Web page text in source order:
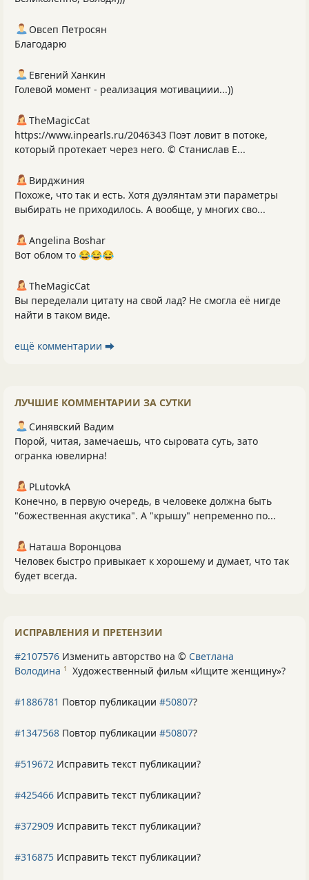
Овсеп Петросян
Благодарю
Евгений Ханкин
Голевой момент - реализация мотивациии...))
TheMagicCat
https://www.inpearls.ru/2046343 Поэт ловит в потоке,
который протекает через него. © Станислав Е...
Вирджиния
Похоже, что так и есть. Хотя дуэлянтам эти параметры
выбирать не приходилось. А вообще, у многих сво...
Angelina Boshar
Вот облом то 😂😂😂
TheMagicCat
Вы переделали цитату на свой лад? Не смогла её нигде
найти в таком виде.
ещё комментарии ⮕
ЛУЧШИЕ КОММЕНТАРИИ ЗА СУТКИ
Синявский Вадим
Порой, читая, замечаешь, что сыровата суть, зато
огранка ювелирна!
PLutоvkА
Конечно, в первую очередь, в человеке должна быть
"божественная акустика". А "крышу" непременно по...
Наташа Воронцова
Человек быстро привыкает к хорошему и думает, что так
будет всегда.
ИСПРАВЛЕНИЯ И ПРЕТЕНЗИИ
#2107576 Изменить авторство на © Светлана
Володина 1 Художественный фильм «Ищите женщину»?
#1886781 Повтор публикации #50807?
#1347568 Повтор публикации #50807?
#519672 Исправить текст публикации?
#425466 Исправить текст публикации?
#372909 Исправить текст публикации?
#316875 Исправить текст публикации?